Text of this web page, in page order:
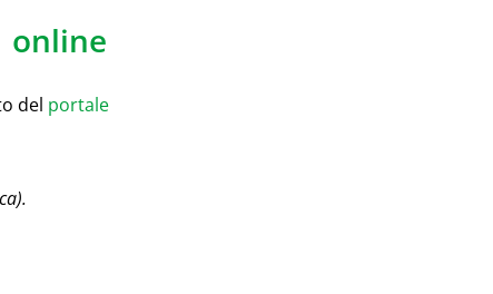
online
del portale